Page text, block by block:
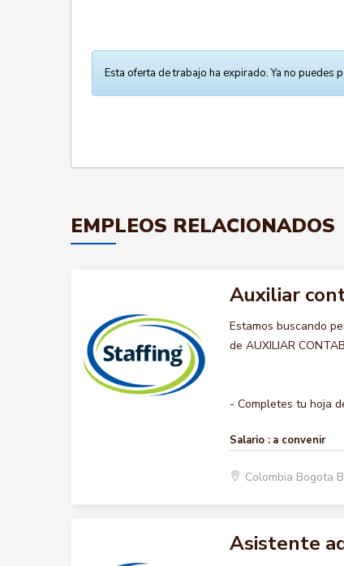
Esta oferta de trabajo ha expirado. Ya no puedes
EMPLEOS RELACIONADOS
Auxiliar
Estamos buscando
de AUXILIAR
- Completes tu hoja
Salario : a convenir
Colombia Bogota
Asistente